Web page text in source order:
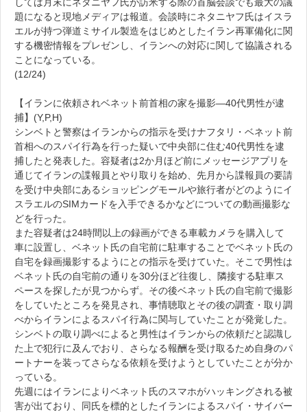
題になると現地メディアは報道。会談時にネタニヤフ氏はイスラ
エルが持つ弾道ミサイル製造をはじめとしたイラン再軍備化に関
する機密情報をプレゼンし、イランへの対応に関して協議される
ことになっている。
(12/24)
【イランに依頼されベネット前首相の家を撮影―40代男性が逮
捕】(Y,P,H)
シンベトと警察はイランからの指示を受けナフタリ・ベネット前
首相へのスパイ行為を行った疑いで中央部に住む40代男性を逮
捕したと発表した。容疑者は2か月ほど前にメッセージアプリを
通じてイランの諜報員とやり取りを始め、先月から諜報員の要請
を受け中央部にあるショッピングモールや旅行者がどのようにイ
スラエルのSIMカードを入手できるかなどについての動画撮影な
どを行った。
また容疑者は24時間以上の録画ができる車載カメラを購入して
車に設置し、ベネット氏の自宅前に駐車することでベネット氏の
自宅を録画撮影するようにとの指示を受けていた。そこで男性は
ベネット氏の自宅前の通りを30分ほど往復し、隣接する駐車ス
ペースを探したが見つからず。その後ベネット氏の自宅前で撮影
をしていたところを発見され、事情聴取とその後の調査・取り調
べからイランによるスパイ行為に関与していたことが発覚した。
シンベトの取り調べによると男性はイランからの依頼だと認識し
た上で犯行に及んでおり、さらなる報酬を受け取るため自身のパ
ートナーを装ってさらなる依頼を受けようとしていたことが分か
っている。
先週にはイランによりベネット氏のスマホがハッキングされる被
害が出ており、同氏を標的としたイランによるスパイ・サイバー